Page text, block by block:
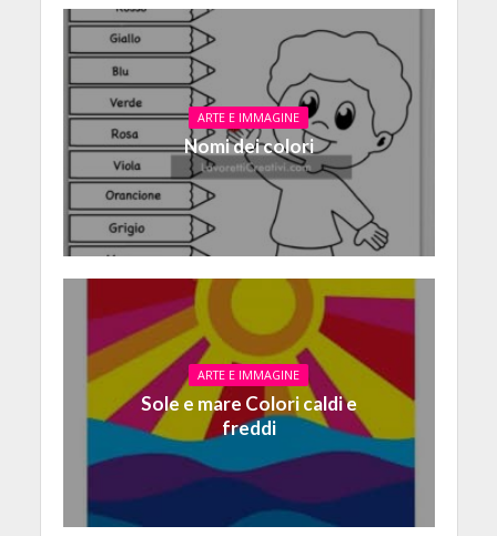
ARTE E IMMAGINE
Nomi dei colori
ARTE E IMMAGINE
Sole e mare Colori caldi e
freddi